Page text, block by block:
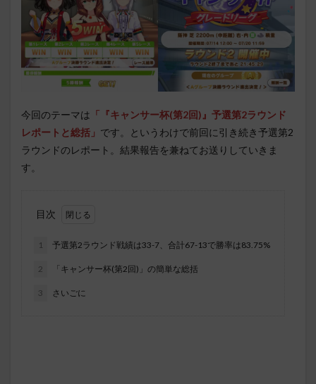
今回のテーマは 「『キャンサー杯(第2回)』予選第2ラウンド
レポートと総括」 です。というわけで前回に引き続き予選第2
ラウンドのレポート。結果報告を兼ねてお送りしていきま
す。
目次
1 予選第2ラウンド戦績は33-7、合計67-13で勝率は83.75%
2 「キャンサー杯(第2回)」の簡単な総括
3 さいごに